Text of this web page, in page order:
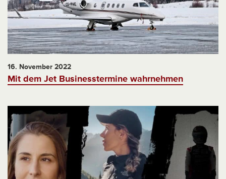
16. November 2022
Mit dem Jet Businesstermine wahrnehmen